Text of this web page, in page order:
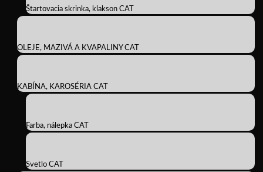
Štartovacia skrinka, klakson CAT
OLEJE, MAZIVÁ A KVAPALINY CAT
KABÍNA, KAROSÉRIA CAT
Farba, nálepka CAT
Svetlo CAT